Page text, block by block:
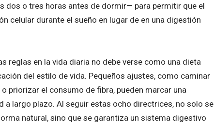
dos o tres horas antes de dormir— para permitir que el
celular durante el sueño en lugar de en una digestión
reglas en la vida diaria no debe verse como una dieta
del estilo de vida. Pequeños ajustes, como caminar
priorizar el consumo de fibra, pueden marcar una
a largo plazo. Al seguir estas ocho directrices, no solo se
natural, sino que se garantiza un sistema digestivo